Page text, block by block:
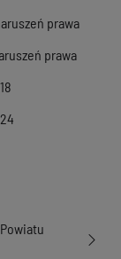
prawa
prawa